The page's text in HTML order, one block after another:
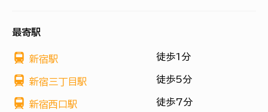
最寄駅
新宿駅 徒歩1分
新宿三丁目駅 徒歩5分
新宿西口駅 徒歩7分